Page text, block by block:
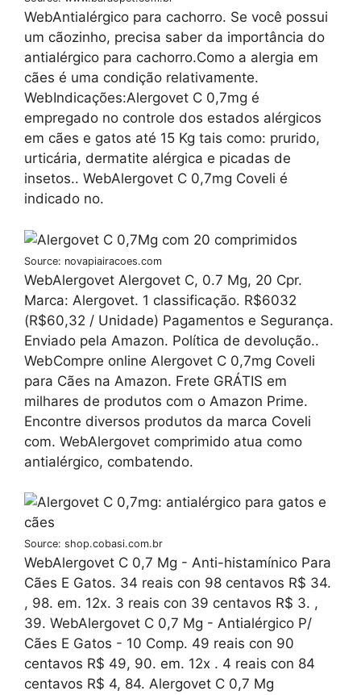
WebAntialérgico para cachorro. Se você possui
um cãozinho, precisa saber da importância do
antialérgico para cachorro.Como a alergia em
cães é uma condição relativamente.
WebIndicações:Alergovet C 0,7mg é
empregado no controle dos estados alérgicos
em cães e gatos até 15 Kg tais como: prurido,
urticária, dermatite alérgica e picadas de
insetos.. WebAlergovet C 0,7mg Coveli é
indicado no.
Source: novapiairacoes.com
WebAlergovet Alergovet C, 0.7 Mg, 20 Cpr.
Marca: Alergovet. 1 classificação. R$6032
(R$60,32 / Unidade) Pagamentos e Segurança.
Enviado pela Amazon. Política de devolução..
WebCompre online Alergovet C 0,7mg Coveli
para Cães na Amazon. Frete GRÁTIS em
milhares de produtos com o Amazon Prime.
Encontre diversos produtos da marca Coveli
com. WebAlergovet comprimido atua como
antialérgico, combatendo.
Source: shop.cobasi.com.br
WebAlergovet C 0,7 Mg - Anti-histamínico Para
Cães E Gatos. 34 reais con 98 centavos R$ 34.
, 98. em. 12x. 3 reais con 39 centavos R$ 3. ,
39. WebAlergovet C 0,7 Mg - Antialérgico P/
Cães E Gatos - 10 Comp. 49 reais con 90
centavos R$ 49, 90. em. 12x . 4 reais con 84
centavos R$ 4, 84. Alergovet C 0,7 Mg